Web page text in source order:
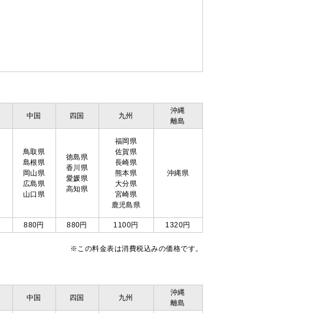
中国 四国 九州
沖縄
離島
鳥取県
島根県
岡山県
広島県
山口県
徳島県
香川県
愛媛県
高知県
福岡県
佐賀県
長崎県
熊本県
大分県
宮崎県
鹿児島県
沖縄県
880円 880円 1100円 1320円
※この料金表は消費税込みの価格です。
中国 四国 九州
沖縄
離島